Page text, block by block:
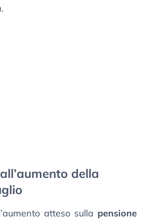
della
atteso sulla pensione